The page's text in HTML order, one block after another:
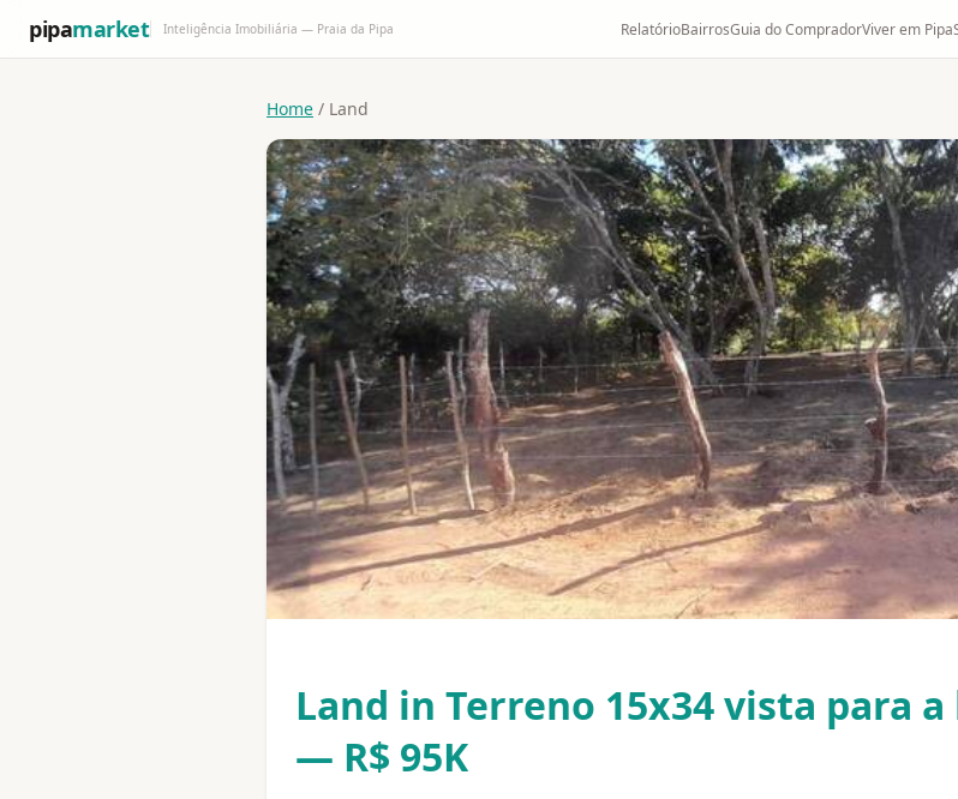
pipamarket Inteligência Imobiliária — Praia da Pipa RelatórioBairrosGuia do CompradorViver em Pipa
Home / Land
Land in Terreno 15x34 vista para
— R$ 95K